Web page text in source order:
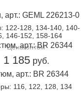
арт.: GEML 226213-0
: 122-128, 134-140, 140-
146-152, 158-164
Цена оптом
1 185руб.
арт.: BR 26344
: 116, 122, 128, 134